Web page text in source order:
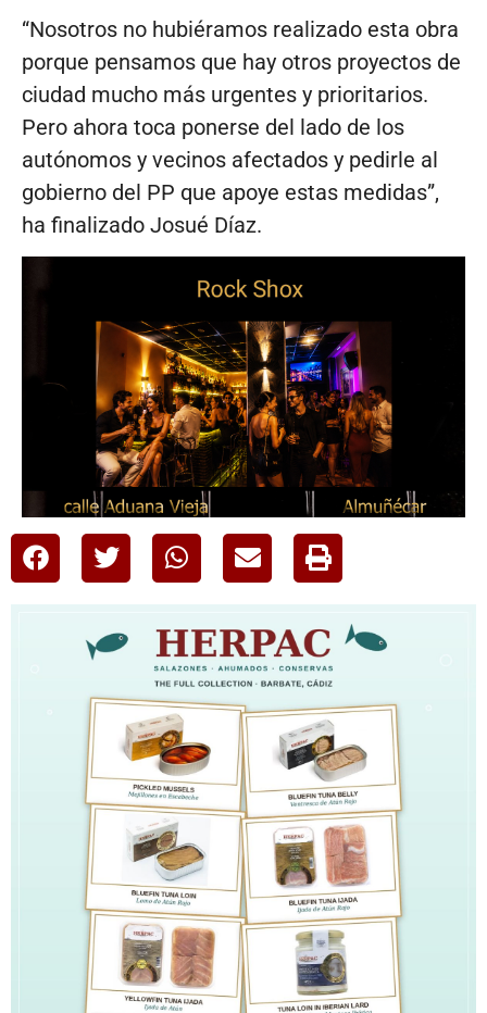
“Nosotros no hubiéramos realizado esta obra
porque pensamos que hay otros proyectos de
ciudad mucho más urgentes y prioritarios.
Pero ahora toca ponerse del lado de los
autónomos y vecinos afectados y pedirle al
gobierno del PP que apoye estas medidas”,
ha finalizado Josué Díaz.